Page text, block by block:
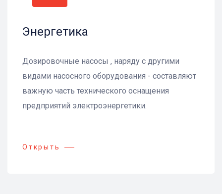
Энергетика
Дозировочные насосы , наряду с другими
видами насосного оборудования - составляют
важную часть технического оснащения
предприятий электроэнергетики.
Открыть